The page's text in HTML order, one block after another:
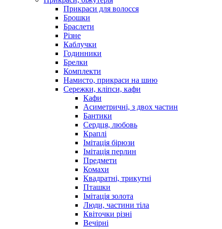
Прикраси для волосся
Брошки
Браслети
Різне
Каблучки
Годинники
Брелки
Комплекти
Намисто, прикраси на шию
Сережки, кліпси, кафи
Кафи
Асиметричні, з двох частин
Бантики
Сердця, любовь
Краплі
Імітація бірюзи
Імітація перлин
Предмети
Комахи
Квадратні, трикутні
Пташки
Імітація золота
Люди, частини тіла
Квіточки різні
Вечірні